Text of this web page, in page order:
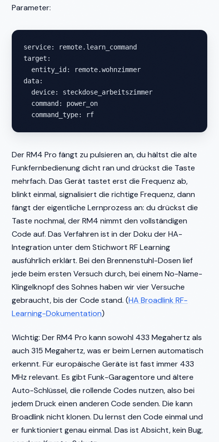
Parameter:
service: remote.learn_command
target:
  entity_id: remote.wohnzimmer
data:
  device: steckdose_arbeitszimmer
  command: power_on
  command_type: rf
Der RM4 Pro fängt zu pulsieren an, du hältst die alte
Funkfernbedienung dicht ran und drückst die Taste
mehrfach. Das Gerät tastet erst die Frequenz ab,
blinkt einmal, signalisiert die richtige Frequenz, dann
fängt der eigentliche Lernprozess an: du drückst die
Taste nochmal, der RM4 nimmt den vollständigen
Code auf. Das Verfahren ist in der Doku der HA-
Integration unter dem Stichwort RF Learning
ausführlich erklärt. Bei den Brennenstuhl-Dosen lief
jede beim ersten Versuch durch, bei einem No-Name-
Klingelknopf des Sohnes haben wir vier Versuche
gebraucht, bis der Code stand. (HA Broadlink RF-
Learning-Dokumentation)
Wichtig: Der RM4 Pro kann sowohl 433 Megahertz als
auch 315 Megahertz, was er beim Lernen automatisch
erkennt. Für europäische Geräte ist fast immer 433
MHz relevant. Es gibt Funk-Garagentore und ältere
Auto-Schlüssel, die rollende Codes nutzen, also bei
jedem Druck einen anderen Code senden. Die kann
Broadlink nicht klonen. Du lernst den Code einmal und
er funktioniert genau einmal. Das ist Absicht, kein Bug,